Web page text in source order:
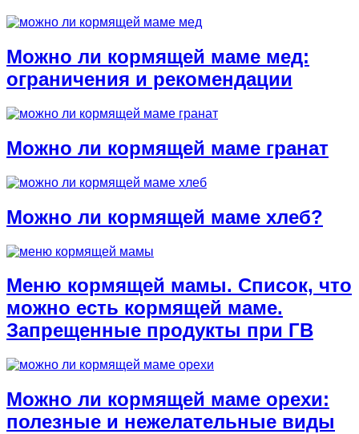
Можно ли кормящей маме мед:
ограничения и рекомендации
Можно ли кормящей маме гранат
Можно ли кормящей маме хлеб?
Меню кормящей мамы. Список, что
можно есть кормящей маме.
Запрещенные продукты при ГВ
Можно ли кормящей маме орехи:
полезные и нежелательные виды